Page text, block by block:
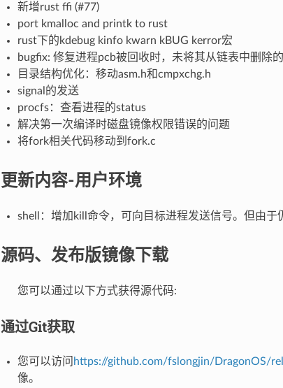
新增rust ffi (#77)
port kmalloc and printk to rust
rust下的kdebug kinfo kwarn kBUG kerror宏
bugfix: 修复进程pcb被回收时，未将其从链表中删除
目录结构优化：移动asm.h和cmpxchg.h
signal的发送
procfs：查看进程的status
解决第一次编译时磁盘镜像权限错误的问题
将fork相关代码移动到fork.c
更新内容-用户环境
shell：增加kill命令，可向目标进程发送信号。但由于
源码、发布版镜像下载
您可以通过以下方式获得源代码:
通过Git获取
您可以访问 https://github.com/fslongjin/DragonOS/
像。